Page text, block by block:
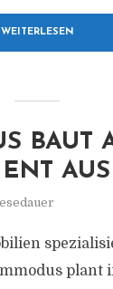
WEITERLESEN
BAUT
AUS
plant